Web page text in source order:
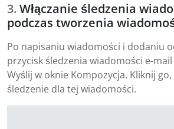
Włączanie śledzenia
podczas tworzenia
Po napisaniu wiadomości i dodaniu
przycisk śledzenia wiadomości e-
Wyślij w oknie Kompozycja. Kliknij go,
śledzenie dla tej wiadomości.